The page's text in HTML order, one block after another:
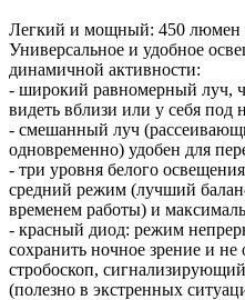
Легкий и мощный: 450 люмен
Универсальное и удобное
динамичной активности:
- широкий равномерный луч,
видеть вблизи или у себя под
- смешанный луч
одновременно) удобен для
- три уровня белого
средний режим (лучший
временем работы) и
- красный диод: режим
сохранить ночное зрение и
стробоскоп,
(полезно в экстренных